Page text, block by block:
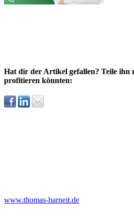
Hat dir der Artikel gefallen? Teile ihn
profitieren könnten:
www.thomas-harneit.de